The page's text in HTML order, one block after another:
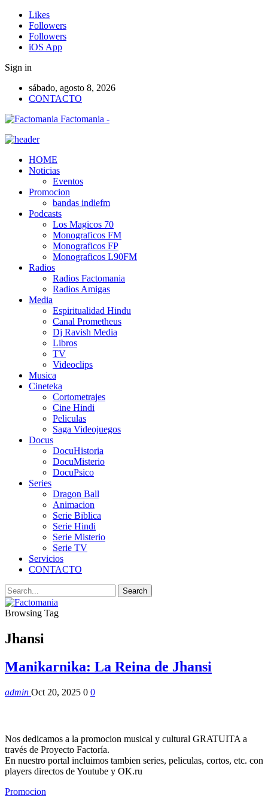
Likes
Followers
Followers
iOS App
Sign in
sábado, agosto 8, 2026
CONTACTO
Factomania -
HOME
Noticias
Eventos
Promocion
bandas indiefm
Podcasts
Los Magicos 70
Monograficos FM
Monograficos FP
Monograficos L90FM
Radios
Radios Factomania
Radios Amigas
Media
Espiritualidad Hindu
Canal Prometheus
Dj Ravish Media
Libros
TV
Videoclips
Musica
Cineteka
Cortometrajes
Cine Hindi
Peliculas
Saga Videojuegos
Docus
DocuHistoria
DocuMisterio
DocuPsico
Series
Dragon Ball
Animacion
Serie Biblica
Serie Hindi
Serie Misterio
Serie TV
Servicios
CONTACTO
Browsing Tag
Jhansi
Manikarnika: La Reina de Jhansi
admin Oct 20, 2025 0 0
Nos dedicamos a la promocion musical y cultural GRATUITA a
través de Proyecto Factoría.
En nuestro portal incluimos tambien series, peliculas, cortos, etc. con
players directos de Youtube y OK.ru
Promocion